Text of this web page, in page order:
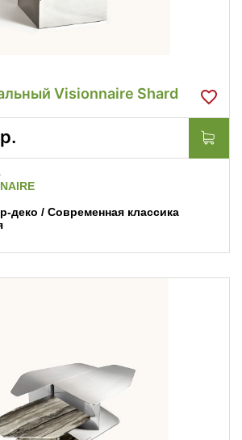
Visionnaire Shard
р.
деко / Современная классика